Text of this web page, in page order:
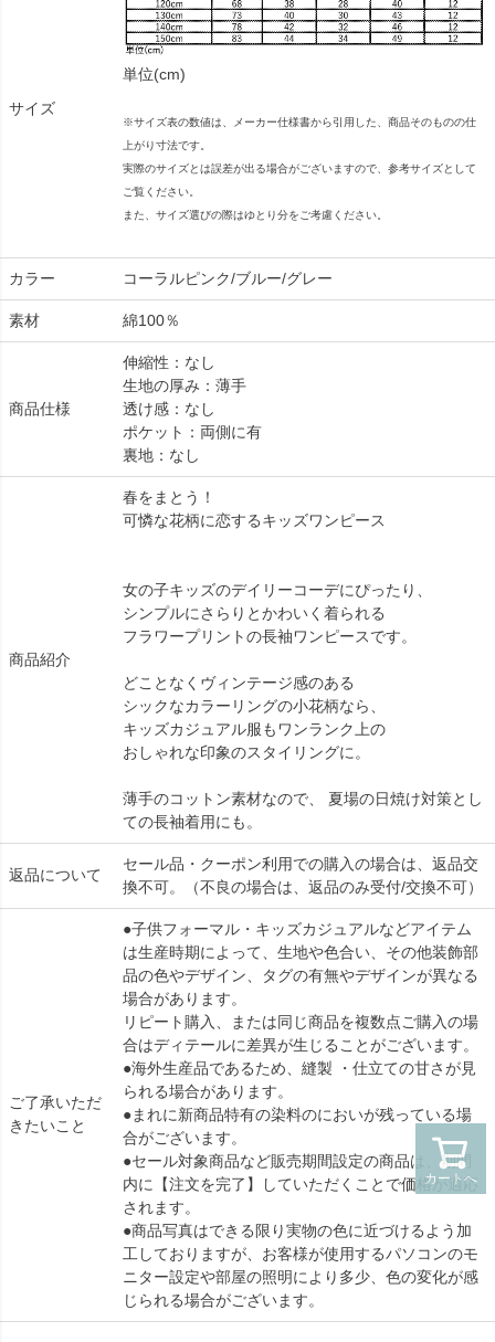
カートへ
サイズ
単位(cm)
※サイズ表の数値は、メーカー仕様書から引用した、商品そのものの仕
上がり寸法です。
実際のサイズとは誤差が出る場合がございますので、参考サイズとして
ご覧ください。
また、サイズ選びの際はゆとり分をご考慮ください。
カラー コーラルピンク/ブルー/グレー
素材 綿100％
商品仕様
伸縮性：なし
生地の厚み：薄手
透け感：なし
ポケット：両側に有
裏地：なし
商品紹介
春をまとう！
可憐な花柄に恋するキッズワンピース
女の子キッズのデイリーコーデにぴったり、
シンプルにさらりとかわいく着られる
フラワープリントの長袖ワンピースです。
どことなくヴィンテージ感のある
シックなカラーリングの小花柄なら、
キッズカジュアル服もワンランク上の
おしゃれな印象のスタイリングに。
薄手のコットン素材なので、 夏場の日焼け対策とし
ての長袖着用にも。
返品について
セール品・クーポン利用での購入の場合は、返品交
換不可。（不良の場合は、返品のみ受付/交換不可）
ご了承いただ
きたいこと
●子供フォーマル・キッズカジュアルなどアイテム
は生産時期によって、生地や色合い、その他装飾部
品の色やデザイン、タグの有無やデザインが異なる
場合があります。
リピート購入、または同じ商品を複数点ご購入の場
合はディテールに差異が生じることがございます。
●海外生産品であるため、縫製 ・仕立ての甘さが見
られる場合があります。
●まれに新商品特有の染料のにおいが残っている場
合がございます。
●セール対象商品など販売期間設定の商品は、期間
内に【注文を完了】していただくことで価格が適応
されます。
●商品写真はできる限り実物の色に近づけるよう加
工しておりますが、お客様が使用するパソコンのモ
ニター設定や部屋の照明により多少、色の変化が感
じられる場合がございます。